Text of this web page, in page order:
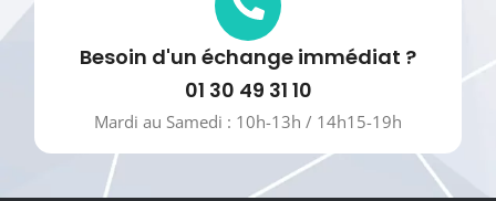
Besoin d'un échange immédiat ?
01 30 49 31 10
Mardi au Samedi : 10h-13h / 14h15-19h